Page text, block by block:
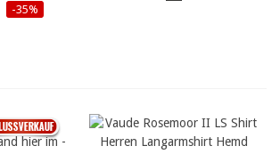
-35%